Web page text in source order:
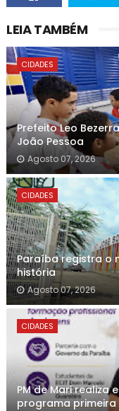
LEIA TAMBÉM
CIDADES
Prefeito Leo
João Pessoa
Agosto 07, 2026
CIDADES
Paraíba registra o
história
Agosto 07, 2026
CIDADES
PM de Mari realiza
programa primeira